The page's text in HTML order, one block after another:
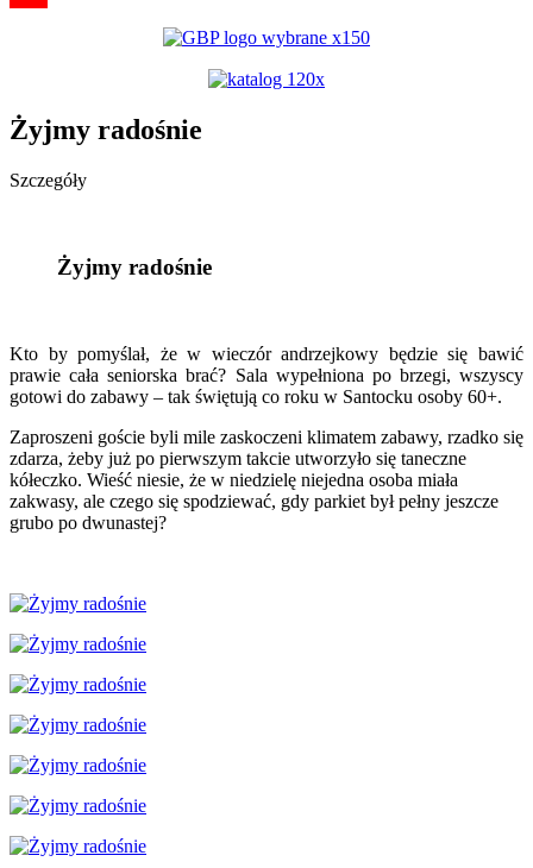
Żyjmy radośnie
Szczegóły
Żyjmy radośnie
Kto by pomyślał, że w wieczór andrzejkowy będzie się bawić
prawie cała seniorska brać? Sala wypełniona po brzegi, wszyscy
gotowi do zabawy – tak świętują co roku w Santocku osoby 60+.
Zaproszeni goście byli mile zaskoczeni klimatem zabawy, rzadko się
zdarza, żeby już po pierwszym takcie utworzyło się taneczne
kółeczko. Wieść niesie, że w niedzielę niejedna osoba miała
zakwasy, ale czego się spodziewać, gdy parkiet był pełny jeszcze
grubo po dwunastej?